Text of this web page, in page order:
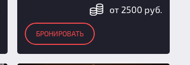
от 2500 руб.
БРОНИРОВАТЬ